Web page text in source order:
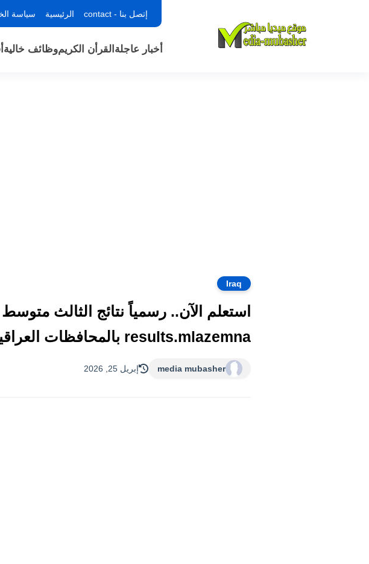
إتصل بنا - contact الرئيسية سياسة
أخبار عاجلة القرأن الكريموظائف خالية
Iraq
results.mlazemna بالمحافظات العراقية
media mubasher إبريل 25, 2026